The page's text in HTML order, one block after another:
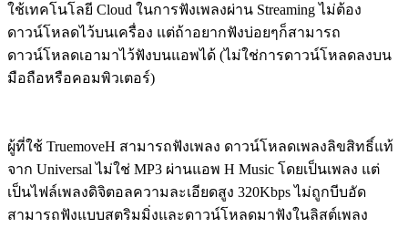
ใช้เทคโนโลยี Cloud ในการฟังเพลงผ่าน Streaming ไม่ต้อง
ดาวน์โหลดไว้บนเครื่อง แต่ถ้าอยากฟังบ่อยๆก็สามารถ
ดาวน์โหลดเอามาไว้ฟังบนแอพได้ (ไม่ใช่การดาวน์โหลดลงบน
มือถือหรือคอมพิวเตอร์)
ผู้ที่ใช้ TruemoveH สามารถฟังเพลง ดาวน์โหลดเพลงลิขสิทธิ์แท้
จาก Universal ไม่ใช่ MP3 ผ่านแอพ H Music โดยเป็นเพลง แต่
เป็นไฟล์เพลงดิจิตอลความละเอียดสูง 320Kbps ไม่ถูกบีบอัด
สามารถฟังแบบสตริมมิ่งและดาวน์โหลดมาฟังในลิสต์เพลง